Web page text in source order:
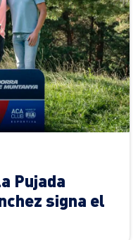
Pujada
signa el